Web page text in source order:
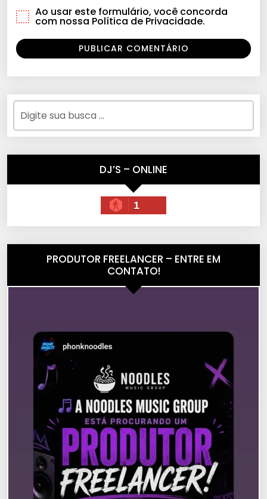
Ao usar este formulário, você concorda
com nossa Política de Privacidade.
DJ’S – ONLINE
1
PRODUTOR FREELANCER – ENTRE EM
CONTATO!